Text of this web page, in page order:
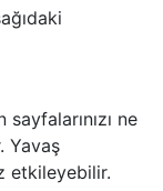
ne
Yavaş
etkileyebilir.